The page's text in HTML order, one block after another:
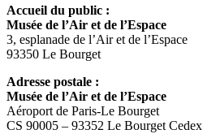
Accueil du public :
Musée de l’Air et de l’Espace
3, esplanade de l’Air et de l’Espace
93350 Le Bourget
Adresse postale :
Musée de l’Air et de l’Espace
Aéroport de Paris-Le Bourget
CS 90005 – 93352 Le Bourget Cedex